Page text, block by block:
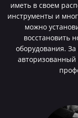
иметь в своем
инструменты и
можно
восстановить
оборудования.